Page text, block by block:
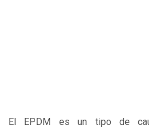
El EPDM es un tipo de